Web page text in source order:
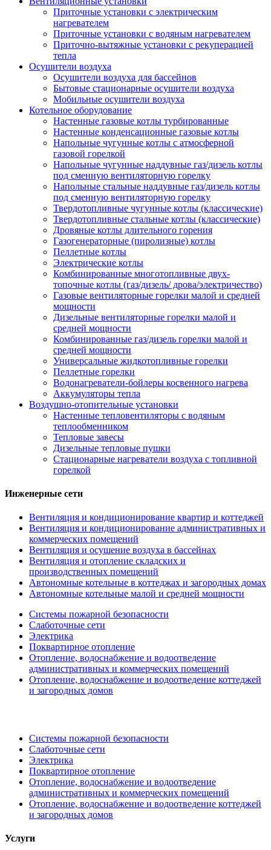
Приточные установки с электрическим
нагревателем
Приточные установки с водяным нагревателем
Приточно-вытяжные установки с рекуперацией
тепла
Осушители воздуха
Осушители воздуха для бассейнов
Бытовые стационарные осушители воздуха
Мобильные осушители воздуха
Котельное оборудование
Настенные газовые котлы турбированные
Настенные конденсационные газовые котлы
Напольные чугунные котлы с атмосферной
газовой горелкой
Напольные чугунные наддувные газ/дизель котлы
под сменную вентиляторную горелку
Напольные стальные наддувные газ/дизель котлы
под сменную вентиляторную горелку
Твердотопливные чугунные котлы (классические)
Твердотопливные стальные котлы (классические)
Дровяные котлы длительного горения
Газогенераторные (пиролизные) котлы
Пеллетные котлы
Электрические котлы
Комбинированные многотопливные двух-
топочные котлы (газ/дизель/ дрова/электричество)
Газовые вентиляторные горелки малой и средней
мощности
Дизельные вентиляторные горелки малой и
средней мощности
Комбинированные газ/дизель горелки малой и
средней мощности
Универсальные жидкотопливные горелки
Пеллетные горелки
Водонагреватели-бойлеры косвенного нагрева
Аккумуляторы тепла
Воздушно-отопительные установки
Настенные тепловентиляторы с водяным
теплообменником
Тепловые завесы
Дизельные тепловые пушки
Стационарные нагреватели воздуха с топливной
горелкой
Инженерные сети
Вентиляция и кондиционирование квартир и коттеджей
Вентиляция и кондиционирование административных и
коммерческих помещений
Вентиляция и осушение воздуха в бассейнах
Вентиляция и отопление складских и
производственных помещений
Автономные котельные в коттеджах и загородных домах
Автономные котельные малой и средней мощности
Системы пожарной безопасности
Слаботочные сети
Электрика
Поквартирное отопление
Отопление, водоснабжение и водоотведение
административных и коммерческих помещений
Отопление, водоснабжение и водоотведение коттеджей
и загородных домов
Системы пожарной безопасности
Слаботочные сети
Электрика
Поквартирное отопление
Отопление, водоснабжение и водоотведение
административных и коммерческих помещений
Отопление, водоснабжение и водоотведение коттеджей
и загородных домов
Услуги